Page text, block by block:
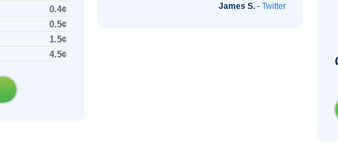
0.4¢
0.5¢
1.5¢
4.5¢
James S. - Twitter